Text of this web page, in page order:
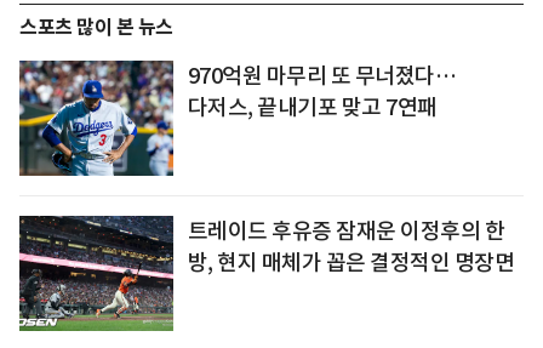
스포츠 많이 본 뉴스
970억원 마무리 또 무너졌다…
다저스, 끝내기포 맞고 7연패
트레이드 후유증 잠재운 이정후의 한
방, 현지 매체가 꼽은 결정적인 명장면